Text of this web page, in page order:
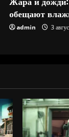
обещают
admin 3